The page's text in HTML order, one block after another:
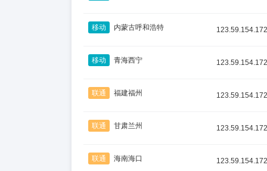
移动 内蒙古呼和浩特 123.59.154.172
移动 青海西宁 123.59.154.172
联通 福建福州 123.59.154.172
联通 甘肃兰州 123.59.154.172
联通 海南海口 123.59.154.172